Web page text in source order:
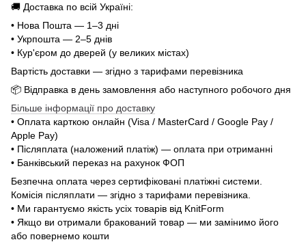
🚚 Доставка по всій Україні:
• Нова Пошта — 1–3 дні
• Укрпошта — 2–5 днів
• Кур'єром до дверей (у великих містах)
Вартість доставки — згідно з тарифами перевізника
📦 Відправка в день замовлення або наступного робочого дня
Більше інформації про доставку
• Оплата карткою онлайн (Visa / MasterCard / Google Pay /
Apple Pay)
• Післяплата (наложений платіж) — оплата при отриманні
• Банківський переказ на рахунок ФОП
Безпечна оплата через сертифіковані платіжні системи.
Комісія післяплати — згідно з тарифами перевізника.
• Ми гарантуємо якість усіх товарів від KnitForm
• Якщо ви отримали бракований товар — ми замінимо його
або повернемо кошти